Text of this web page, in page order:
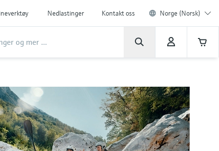
Nedlastinger Kontakt oss Norge (Norsk)